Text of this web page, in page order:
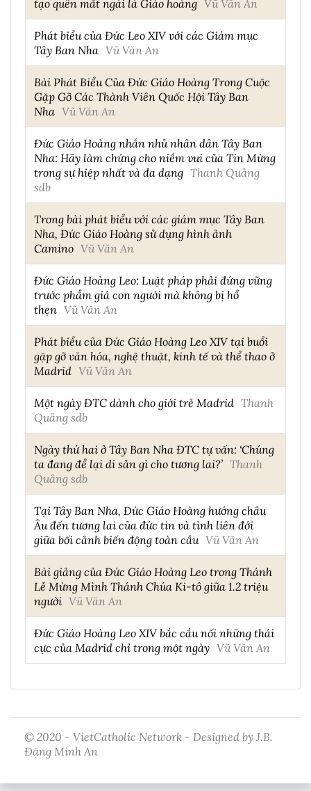
Phát biểu của Đức Leo XIV với các Giám mục
Tây Ban Nha Vũ Văn An
Bài Phát Biểu Của Đức Giáo Hoàng Trong Cuộc
Gặp Gỡ Các Thành Viên Quốc Hội Tây Ban
Nha Vũ Văn An
Đức Giáo Hoàng nhắn nhủ nhân dân Tây Ban
Nha: Hãy làm chứng cho niềm vui của Tin Mừng
trong sự hiệp nhất và đa dạng Thanh Quảng
sdb
Trong bài phát biểu với các giám mục Tây Ban
Nha, Đức Giáo Hoàng sử dụng hình ảnh
Camino Vũ Văn An
Đức Giáo Hoàng Leo: Luật pháp phải đứng vững
trước phẩm giá con người mà không bị hổ
thẹn Vũ Văn An
Phát biểu của Đức Giáo Hoàng Leo XIV tại buổi
gặp gỡ văn hóa, nghệ thuật, kinh tế và thể thao ở
Madrid Vũ Văn An
Một ngày ĐTC dành cho giới trẻ Madrid Thanh
Quảng sdb
Ngày thứ hai ở Tây Ban Nha ĐTC tự vấn: ‘Chúng
ta đang để lại di sản gì cho tương lai?’ Thanh
Quảng sdb
Tại Tây Ban Nha, Đức Giáo Hoàng hướng châu
Âu đến tương lai của đức tin và tình liên đới
giữa bối cảnh biến động toàn cầu Vũ Văn An
Bài giảng của Đức Giáo Hoàng Leo trong Thánh
Lễ Mừng Mình Thánh Chúa Ki-tô giữa 1.2 triệu
người Vũ Văn An
Đức Giáo Hoàng Leo XIV bắc cầu nối những thái
cực của Madrid chỉ trong một ngày Vũ Văn An
© 2020 - VietCatholic Network - Designed by J.B.
Đặng Minh An